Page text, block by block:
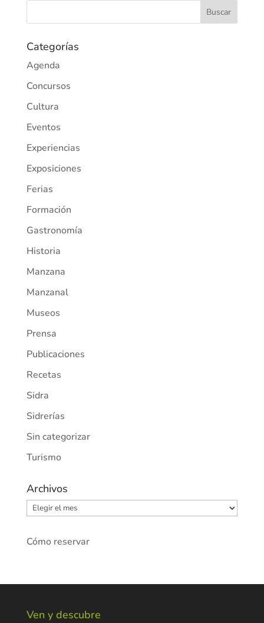
Categorías
Agenda
Concursos
Cultura
Eventos
Experiencias
Exposiciones
Ferias
Formación
Gastronomía
Historia
Manzana
Manzanal
Museos
Prensa
Publicaciones
Recetas
Sidra
Sidrerías
Sin categorizar
Turismo
Archivos
Archivos
Cómo reservar
Ven y descubre